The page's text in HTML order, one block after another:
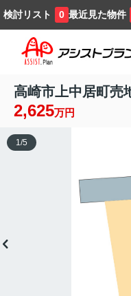
検討リスト 0 最近見た物件
高崎市上中居町売
2,625万円
1 /5